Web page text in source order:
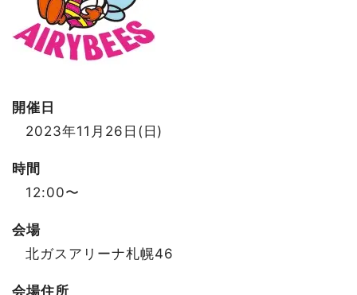
開催日
2023年11月26日(日)
時間
12:00〜
会場
北ガスアリーナ札幌46
会場住所